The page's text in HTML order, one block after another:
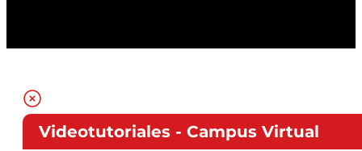
Videotutoriales - Campus Virtual